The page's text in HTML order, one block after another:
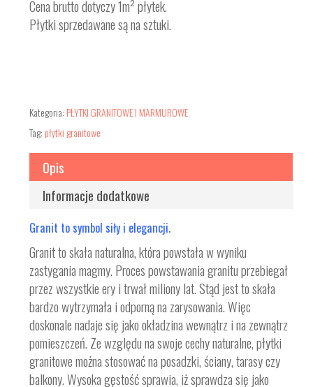
Cena brutto dotyczy 1m² płytek.
Płytki sprzedawane są na sztuki.
Kategoria: PŁYTKI GRANITOWE I MARMUROWE
Tag: płytki granitowe
Opis
Informacje dodatkowe
Granit to symbol siły i elegancji.
Granit to skała naturalna, która powstała w wyniku
zastygania magmy. Proces powstawania granitu przebiegał
przez wszystkie ery i trwał miliony lat. Stąd jest to skała
bardzo wytrzymała i odporną na zarysowania. Więc
doskonale nadaje się jako okładzina wewnątrz i na zewnątrz
pomieszczeń. Ze względu na swoje cechy naturalne, płytki
granitowe można stosować na posadzki, ściany, tarasy czy
balkony. Wysoka gęstość sprawia, iż sprawdza się jako